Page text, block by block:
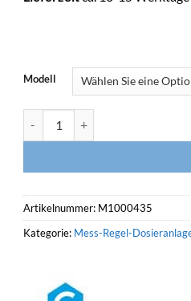
Modell
Artikelnummer: M1000435
Kategorie: Mess-Regel-